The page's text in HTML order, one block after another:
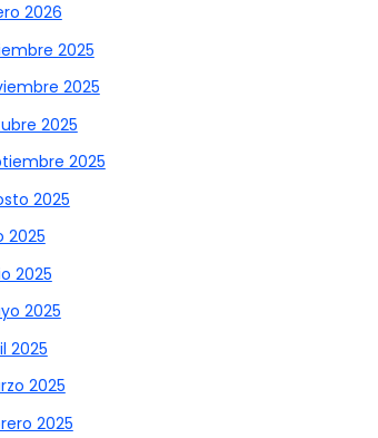
2026
2025
2025
2025
2025
2025
2025
2025
2025
2025
2025
2025